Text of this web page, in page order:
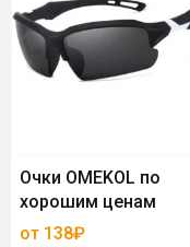
Очки OMEKOL по
хорошим ценам
от 138₽